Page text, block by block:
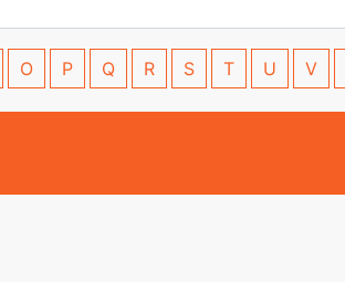
O P Q R S T U V